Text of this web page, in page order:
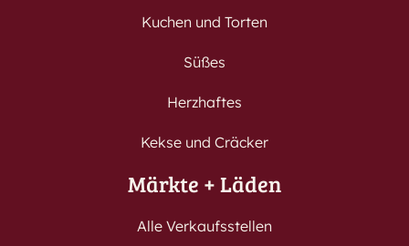
Kuchen und Torten
Süßes
Herzhaftes
Kekse und Cräcker
Märkte + Läden
Alle Verkaufsstellen